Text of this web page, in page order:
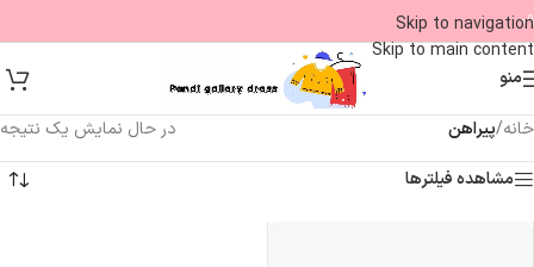
Skip to navigation
Skip to main content
09
منو
خانه/پیراهن
در حال نمایش یک نتیجه
مشاهده فیلترها